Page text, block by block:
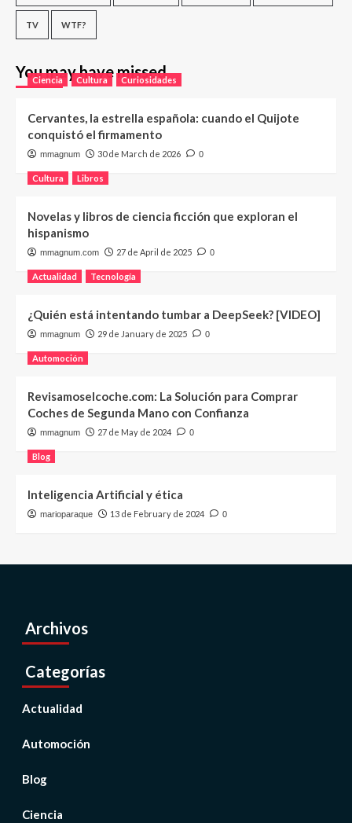
TV WTF?
You may have missed
Ciencia Cultura Curiosidades
Cervantes, la estrella española: cuando el Quijote
conquistó el firmamento
mmagnum 30 de March de 2026 0
Cultura Libros
Novelas y libros de ciencia ficción que exploran el
hispanismo
mmagnum.com 27 de April de 2025 0
Actualidad Tecnología
¿Quién está intentando tumbar a DeepSeek? [VIDEO]
mmagnum 29 de January de 2025 0
Automoción
Revisamoselcoche.com: La Solución para Comprar
Coches de Segunda Mano con Confianza
mmagnum 27 de May de 2024 0
Blog
Inteligencia Artificial y ética
marioparaque 13 de February de 2024 0
Archivos
Categorías
Actualidad
Automoción
Blog
Ciencia